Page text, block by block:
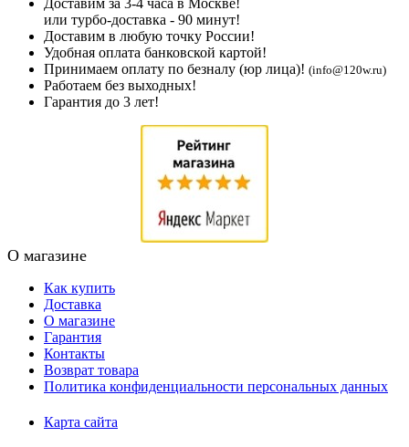
или турбо-доставка - 90 минут!
Доставим в любую точку России!
Удобная оплата банковской картой!
Принимаем оплату по безналу (юр лица)! (info@120w.ru)
Работаем без выходных!
Гарантия до 3 лет!
О магазине
Как купить
Доставка
О магазине
Гарантия
Контакты
Возврат товара
Политика конфиденциальности персональных данных
Карта сайта